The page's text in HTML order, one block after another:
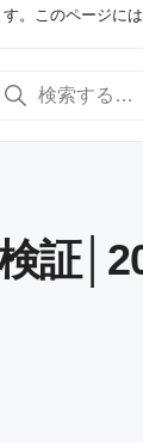
。このページに
証